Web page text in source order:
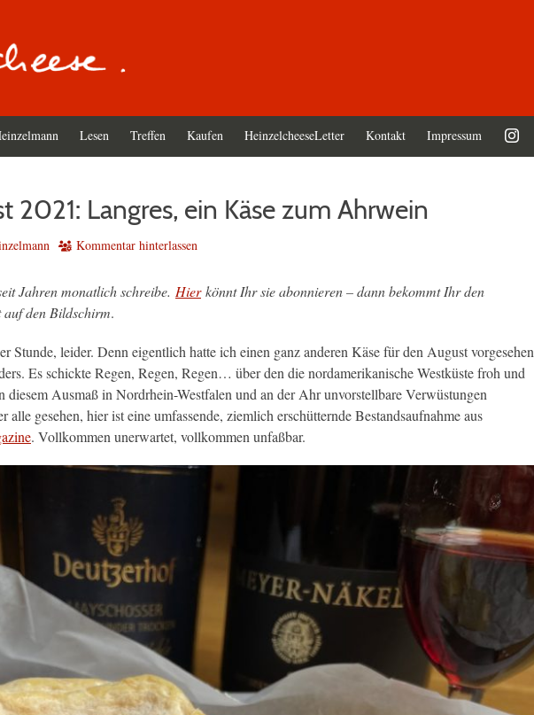
Lesen Treffen Kaufen HeinzelcheeseLetter Kontakt Impressum
2021: Langres, ein Käse zum Ahrwein
Kommentar hinterlassen
Jahren monatlich schreibe. Hierkönnt Ihr sie abonnieren – dann bekommt Ihr den
auf den Bildschirm.
Stunde, leider. Denn eigentlich hatte ich einen ganz anderen Käse für den August vorgesehen
Es schickte Regen, Regen, Regen… über den die nordamerikanische Westküste froh und
diesem Ausmaß in Nordrhein-Westfalen und an der Ahr unvorstellbare Verwüstungen
gesehen, hier ist eine umfassende, ziemlich erschütternde Bestandsaufnahme aus
. Vollkommen unerwartet, vollkommen unfaßbar.